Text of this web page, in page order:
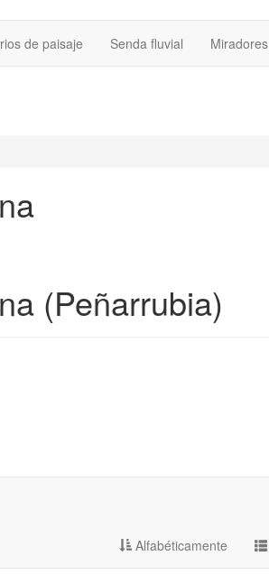
de paisaje Senda fluvial Miradores
(Peñarrubia)
Alfabéticamente